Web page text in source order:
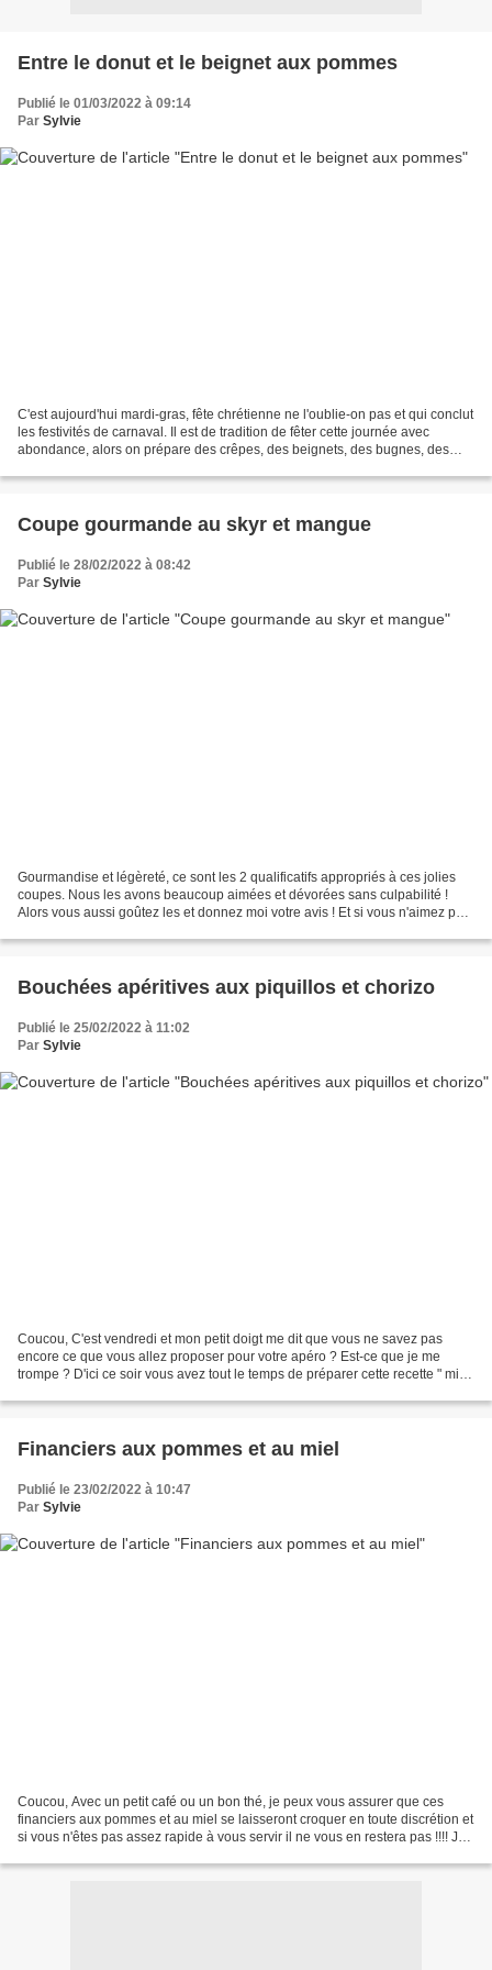
Entre le donut et le beignet aux pommes
Publié le 01/03/2022 à 09:14
Par Sylvie
C'est aujourd'hui mardi-gras, fête chrétienne ne l'oublie-on pas et qui conclut
les festivités de carnaval. Il est de tradition de fêter cette journée avec
abondance, alors on prépare des crêpes, des beignets, des bugnes, des
Coupe gourmande au skyr et mangue
Publié le 28/02/2022 à 08:42
Par Sylvie
Gourmandise et légèreté, ce sont les 2 qualificatifs appropriés à ces jolies
coupes. Nous les avons beaucoup aimées et dévorées sans culpabilité !
Alors vous aussi goûtez les et donnez moi votre avis ! Et si vous n'aimez pas
Bouchées apéritives aux piquillos et chorizo
Publié le 25/02/2022 à 11:02
Par Sylvie
Coucou, C'est vendredi et mon petit doigt me dit que vous ne savez pas
encore ce que vous allez proposer pour votre apéro ? Est-ce que je me
trompe ? D'ici ce soir vous avez tout le temps de préparer cette recette " mi
Financiers aux pommes et au miel
Publié le 23/02/2022 à 10:47
Par Sylvie
Coucou, Avec un petit café ou un bon thé, je peux vous assurer que ces
financiers aux pommes et au miel se laisseront croquer en toute discrétion et
si vous n'êtes pas assez rapide à vous servir il ne vous en restera pas !!!! Je